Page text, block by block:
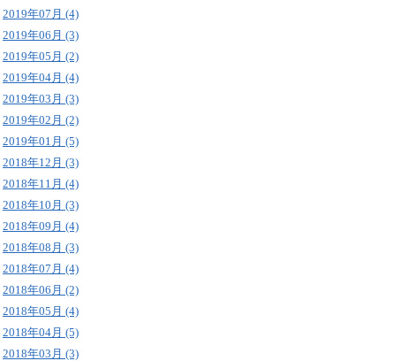
2019年07月 (4)
2019年06月 (3)
2019年05月 (2)
2019年04月 (4)
2019年03月 (3)
2019年02月 (2)
2019年01月 (5)
2018年12月 (3)
2018年11月 (4)
2018年10月 (3)
2018年09月 (4)
2018年08月 (3)
2018年07月 (4)
2018年06月 (2)
2018年05月 (4)
2018年04月 (5)
2018年03月 (3)